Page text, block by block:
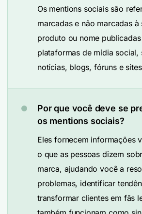
Os mentions sociais são
marcadas e não marcadas à
produto ou nome publicadas
plataformas de mídia social,
notícias, blogs, fóruns e
Por que você deve se
os mentions sociais?
Eles fornecem informações
o que as pessoas dizem
marca, ajudando você a
problemas, identificar
transformar clientes em fãs